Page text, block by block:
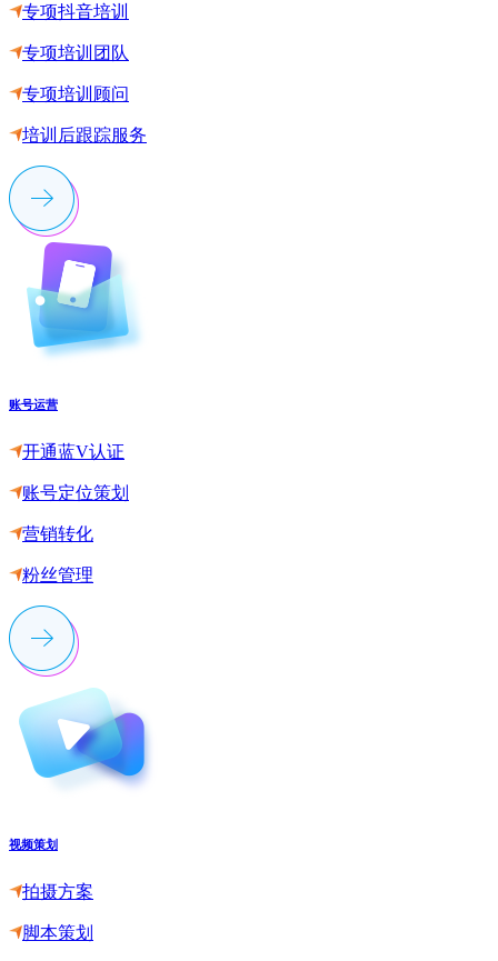
专项抖音培训
专项培训团队
专项培训顾问
培训后跟踪服务
账号运营
开通蓝V认证
账号定位策划
营销转化
粉丝管理
视频策划
拍摄方案
脚本策划